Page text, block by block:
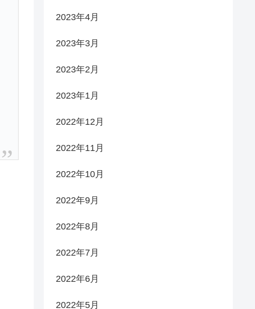
2023年4月
2023年3月
2023年2月
2023年1月
2022年12月
2022年11月
2022年10月
2022年9月
2022年8月
2022年7月
2022年6月
2022年5月